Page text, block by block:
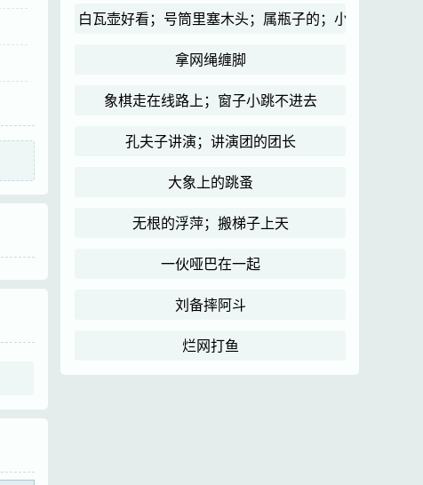
白瓦壶好看；号筒里塞木头；属瓶子的；小和尚念经
拿网绳缠脚
象棋走在线路上；窗子小跳不进去
孔夫子讲演；讲演团的团长
大象上的跳蚤
无根的浮萍；搬梯子上天
一伙哑巴在一起
刘备摔阿斗
烂网打鱼